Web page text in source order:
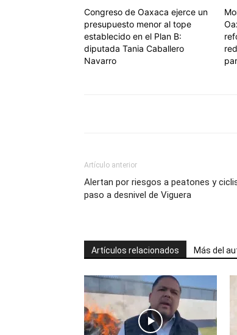
Congreso de Oaxaca ejerce un
presupuesto menor al tope
establecido en el Plan B:
diputada Tania Caballero
Navarro
Artículo anterior
Alertan por riesgos a peatones y
paso a desnivel de Viguera
Artículos relacionados Más del